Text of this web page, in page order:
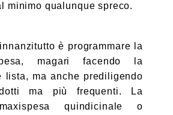
minimo qualunque spreco.
è programmare la
magari facendo la
lista, ma anche prediligendo
ma più frequenti. La
quindicinale o